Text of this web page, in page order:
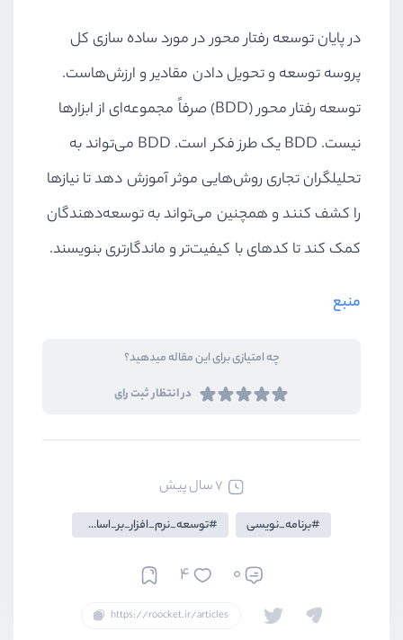
در پایان توسعه رفتار محور در مورد ساده سازی کل
پروسه توسعه و تحویل دادن مقادیر و ارزش‌هاست.
توسعه رفتار محور (BDD) صرفاً مجموعه‌ای از ابزار‌ها
نیست. BDD یک طرز فکر است. BDD می‌تواند به
تحلیلگران تجاری روش‌هایی موثر آموزش دهد تا نیاز‌ها
را کشف کنند و همچنین می‌تواند به توسعه‌دهندگان
کمک کند تا کد‌های با کیفیت‌تر و ماندگار‌تری بنویسند.
منبع
چه امتیازی برای این مقاله میدهید؟
در انتظار ثبت رای
7 سال پیش
برنامه_نویسی توسعه_نرم_افزار_بر_اساس_BDD
0
4